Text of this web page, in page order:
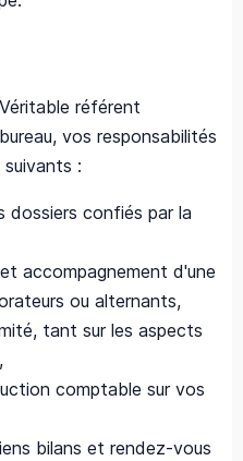
référent
vos responsabilités
:
dossiers confiés par la
accompagnement d'une
ou alternants,
tant sur les aspects
comptable sur vos
bilans et rendez‑vous